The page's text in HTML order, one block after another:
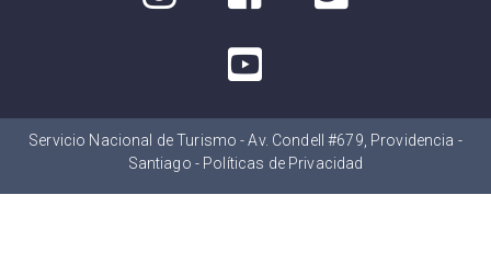
Servicio Nacional de Turismo - Av. Condell #679, Providencia -
Santiago - Políticas de Privacidad